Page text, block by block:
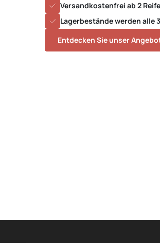
Versandkostenfrei ab 2
Lagerbestände werden
Entdecken Sie unser